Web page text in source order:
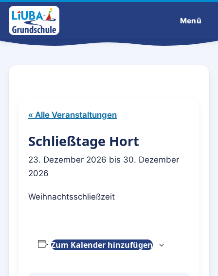
Liuba-Grundschule
Menü
« Alle Veranstaltungen
Schließtage Hort
23. Dezember 2026 bis 30. Dezember
2026
Weihnachtsschließzeit
Zum Kalender hinzufügen